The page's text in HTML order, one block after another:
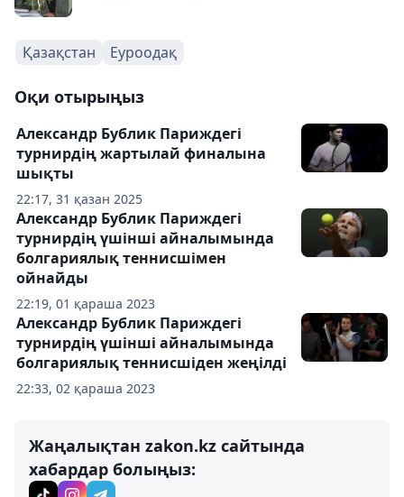
Қазақстан Еуроодақ
Оқи отырыңыз
22:17, 31 қазан 2025
Александр Бублик Париждегі
турнирдің жартылай финалына
шықты
22:19, 01 қараша 2023
Александр Бублик Париждегі
турнирдің үшінші айналымында
болгариялық теннисшімен
ойнайды
22:33, 02 қараша 2023
Александр Бублик Париждегі
турнирдің үшінші айналымында
болгариялық теннисшіден жеңілді
Жаңалықтан zakon.kz сайтында
хабардар болыңыз: